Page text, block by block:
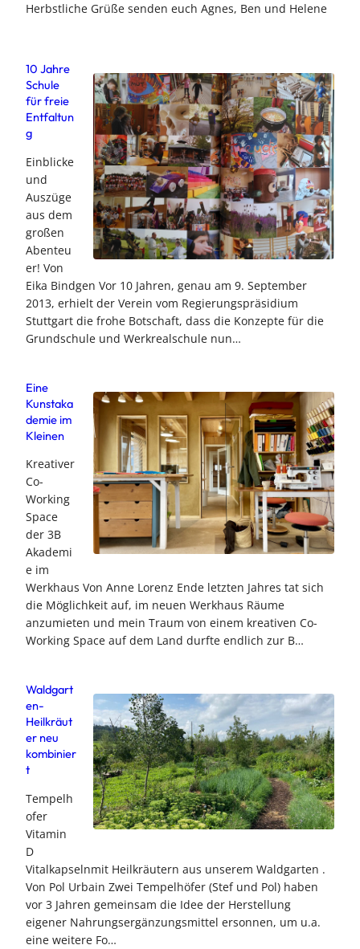
Herbstliche Grüße senden euch Agnes, Ben und Helene
10 Jahre
Schule
für freie
Entfaltun
g
Einblicke
und
Auszüge
aus dem
großen
Abenteu
er! Von
Eika Bindgen Vor 10 Jahren, genau am 9. September
2013, erhielt der Verein vom Regierungspräsidium
Stuttgart die frohe Botschaft, dass die Konzepte für die
Grundschule und Werkrealschule nun…
Eine
Kunstaka
demie im
Kleinen
Kreativer
Co-
Working
Space
der 3B
Akademi
e im
Werkhaus Von Anne Lorenz Ende letzten Jahres tat sich
die Möglichkeit auf, im neuen Werkhaus Räume
anzumieten und mein Traum von einem kreativen Co-
Working Space auf dem Land durfte endlich zur B…
Waldgart
en-
Heilkräut
er neu
kombinier
t
Tempelh
ofer
Vitamin
D
Vitalkapselnmit Heilkräutern aus unserem Waldgarten .
Von Pol Urbain Zwei Tempelhöfer (Stef und Pol) haben
vor 3 Jahren gemeinsam die Idee der Herstellung
eigener Nahrungsergänzungsmittel ersonnen, um u.a.
eine weitere Fo…